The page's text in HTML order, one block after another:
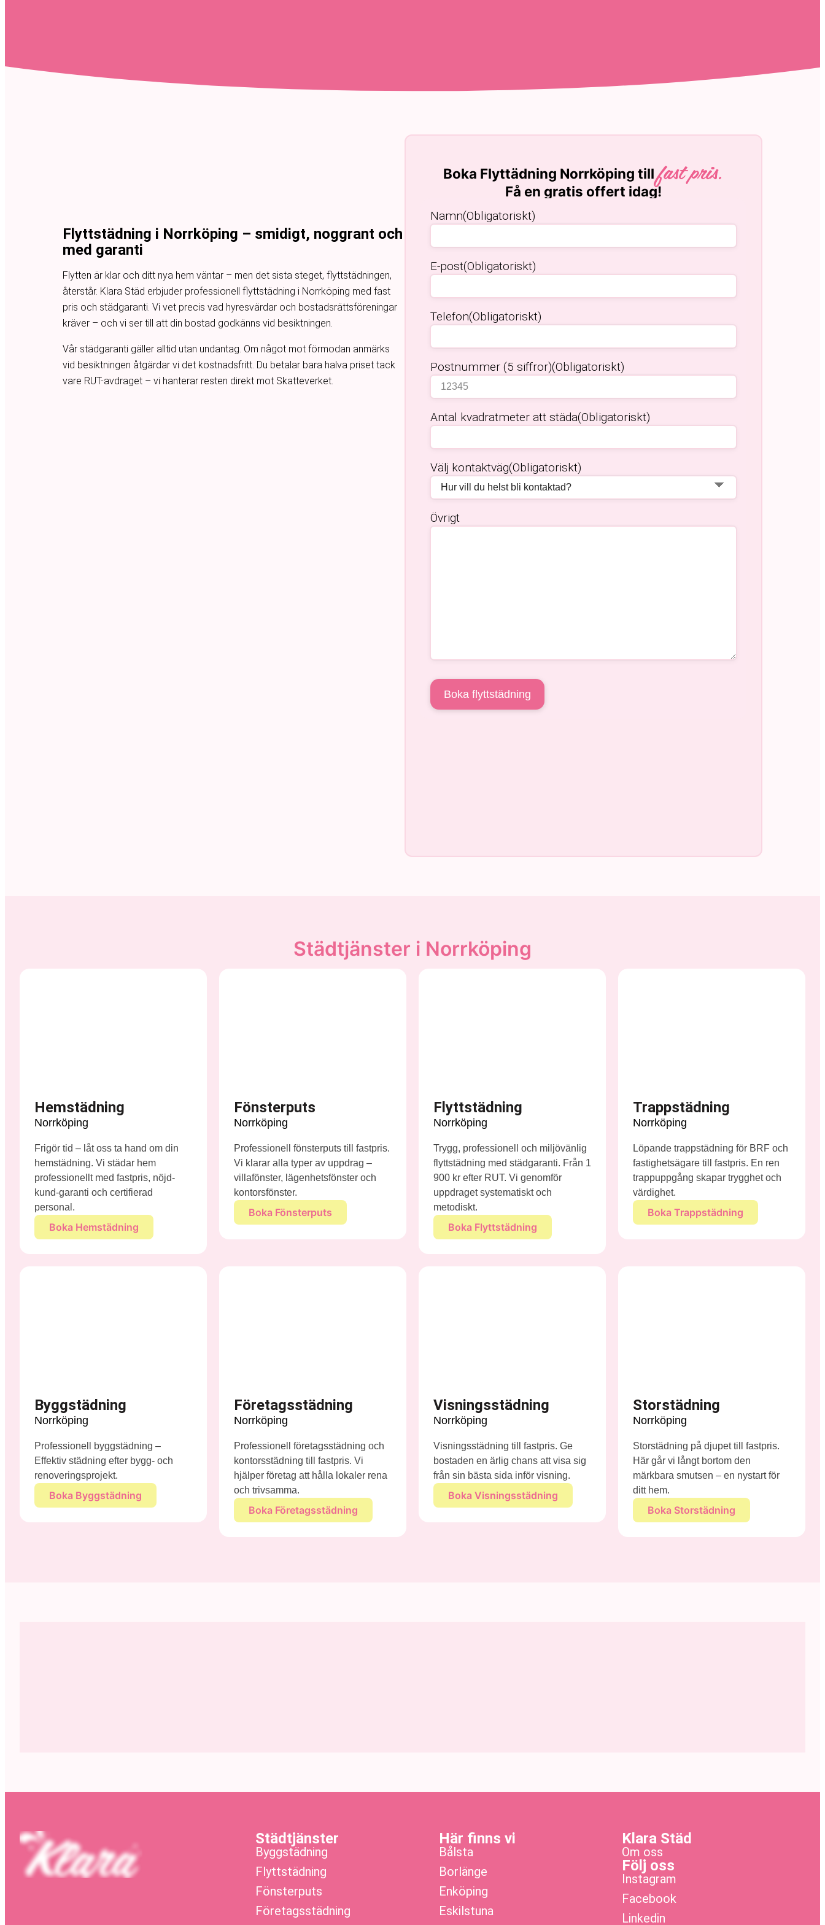
Flyttstädning i Norrköping – smidigt, noggrant och
med garanti
Flytten är klar och ditt nya hem väntar – men det sista steget, flyttstädningen,
återstår. Klara Städ erbjuder professionell flyttstädning i Norrköping med fast
pris och städgaranti. Vi vet precis vad hyresvärdar och bostadsrättsföreningar
kräver – och vi ser till att din bostad godkänns vid besiktningen.
Vår städgaranti gäller alltid utan undantag. Om något mot förmodan anmärks
vid besiktningen åtgärdar vi det kostnadsfritt. Du betalar bara halva priset tack
vare RUT-avdraget – vi hanterar resten direkt mot Skatteverket.
Boka Flyttädning Norrköping tillfast pris.
Få en gratis offert idag!
Namn(Obligatoriskt)
E-post(Obligatoriskt)
Telefon(Obligatoriskt)
Postnummer (5 siffror)(Obligatoriskt)
Antal kvadratmeter att städa(Obligatoriskt)
Välj kontaktväg(Obligatoriskt)
Övrigt
Städtjänster i Norrköping
Hemstädning
Norrköping
Frigör tid – låt oss ta hand om din
hemstädning. Vi städar hem
professionellt med fastpris, nöjd-
kund-garanti och certifierad
personal.
Boka Hemstädning
Fönsterputs
Norrköping
Professionell fönsterputs till fastpris.
Vi klarar alla typer av uppdrag –
villafönster, lägenhetsfönster och
kontorsfönster.
Boka Fönsterputs
Flyttstädning
Norrköping
Trygg, professionell och miljövänlig
flyttstädning med städgaranti. Från 1
900 kr efter RUT. Vi genomför
uppdraget systematiskt och
metodiskt.
Boka Flyttstädning
Trappstädning
Norrköping
Löpande trappstädning för BRF och
fastighetsägare till fastpris. En ren
trappuppgång skapar trygghet och
värdighet.
Boka Trappstädning
Byggstädning
Norrköping
Professionell byggstädning –
Effektiv städning efter bygg- och
renoveringsprojekt.
Boka Byggstädning
Företagsstädning
Norrköping
Professionell företagsstädning och
kontorsstädning till fastpris. Vi
hjälper företag att hålla lokaler rena
och trivsamma.
Boka Företagsstädning
Visningsstädning
Norrköping
Visningsstädning till fastpris. Ge
bostaden en ärlig chans att visa sig
från sin bästa sida inför visning.
Boka Visningsstädning
Storstädning
Norrköping
Storstädning på djupet till fastpris.
Här går vi långt bortom den
märkbara smutsen – en nystart för
ditt hem.
Boka Storstädning
Städtjänster
Byggstädning
Flyttstädning
Fönsterputs
Företagsstädning
Här finns vi
Bålsta
Borlänge
Enköping
Eskilstuna
Klara Städ
Om oss
Följ oss
Instagram
Facebook
Linkedin